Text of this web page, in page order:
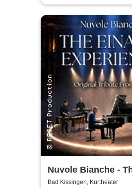
Nuvole Bianche -
Experience -
Bad Kissingen, Kurtheater